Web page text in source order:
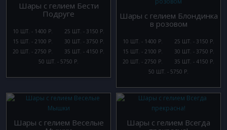
Шары с гелием Бести
Подруге
10 ШТ. - 1400 Р.
15 ШТ. - 2100 Р.
20 ШТ. - 2750 Р.
25 ШТ. - 3150 Р.
30 ШТ. - 3750 Р.
35 ШТ. - 4150 Р.
50 ШТ. - 5750 Р.
Шары с гелием Блондинка
в розовом
10 ШТ. - 1400 Р.
15 ШТ. - 2100 Р.
20 ШТ. - 2750 Р.
25 ШТ. - 3150 Р.
30 ШТ. - 3750 Р.
35 ШТ. - 4150 Р.
50 ШТ. - 5750 Р.
Шары с гелием Веселые
Шары с гелием Всегда